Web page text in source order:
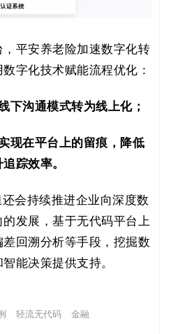
，平安养老险加速数字化转
字化技术赋能流程优化：
下沟通模式转为线上化；
现在平台上的留痕，降低
踪效率。
会持续推进企业向深度数
发展，基于无代码平台上
回溯分析等手段，挖掘数
能决策提供支持。
轻流无代码 金融